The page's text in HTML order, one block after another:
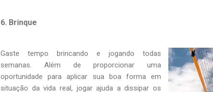
6. Brinque
Gaste tempo brincando e jogando todas
semanas. Além de proporcionar uma
oportunidade para aplicar sua boa forma em
situação da vida real, jogar ajuda a dissipar os